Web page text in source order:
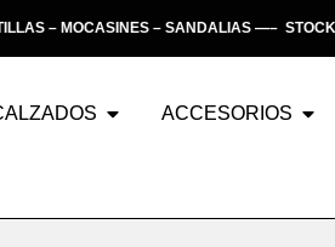
MOCASINES – SANDALIAS —– STOCK Y
ACCESORIOS